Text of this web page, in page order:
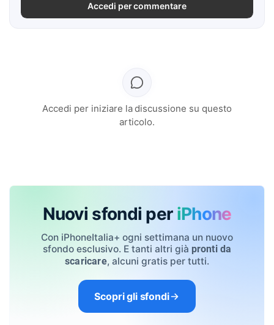
Accedi per commentare
Accedi per iniziare la discussione su questo
articolo.
Nuovi sfondi per iPhone
Con iPhoneItalia+ ogni settimana un nuovo
sfondo esclusivo. E tanti altri già pronti da
scaricare, alcuni gratis per tutti.
Scopri gli sfondi